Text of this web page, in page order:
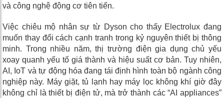
và công nghệ động cơ tiên tiến.
Việc chiêu mộ nhân sự từ Dyson cho thấy Electrolux đang
muốn thay đổi cách cạnh tranh trong kỷ nguyên thiết bị thông
minh. Trong nhiều năm, thị trường điện gia dụng chủ yếu
xoay quanh yếu tố giá thành và hiệu suất cơ bản. Tuy nhiên,
AI, IoT và tự động hóa đang tái định hình toàn bộ ngành công
nghiệp này. Máy giặt, tủ lạnh hay máy lọc không khí giờ đây
không chỉ là thiết bị điện tử, mà trở thành các “AI appliances”